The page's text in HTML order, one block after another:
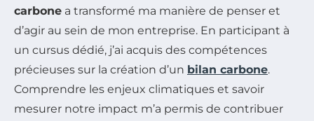
carbone a transformé ma manière de penser et
d’agir au sein de mon entreprise. En participant à
un cursus dédié, j’ai acquis des compétences
précieuses sur la création d’un bilan carbone.
Comprendre les enjeux climatiques et savoir
mesurer notre impact m’a permis de contribuer